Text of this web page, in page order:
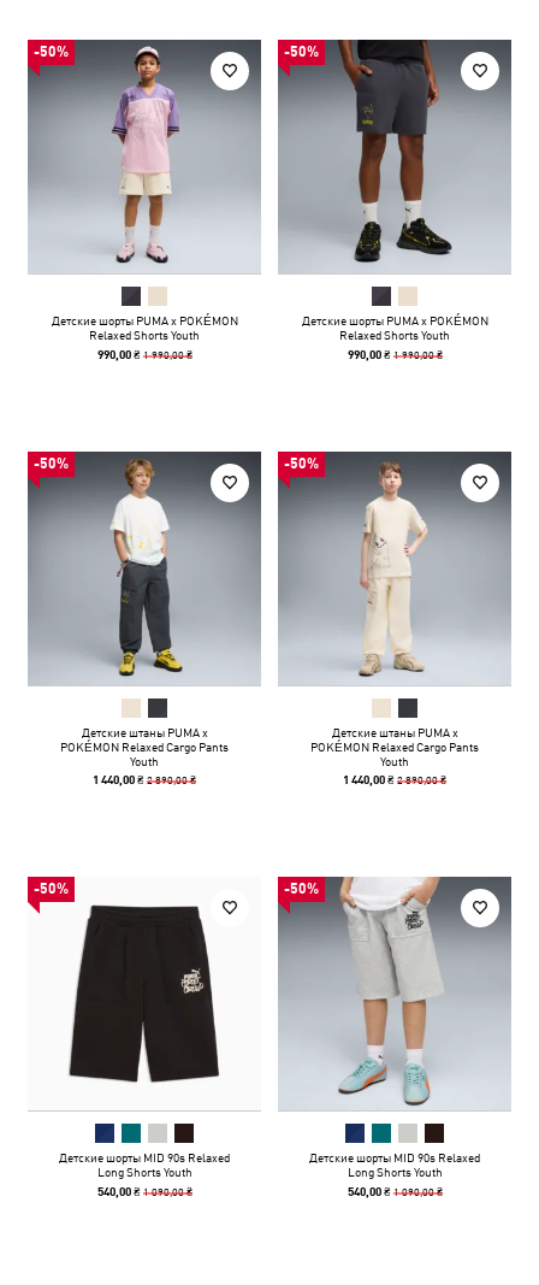
-50%
Детские шорты PUMA x POKÉMON
Relaxed Shorts Youth
990,00 ₴ 1 990,00 ₴
-50%
Детские шорты PUMA x POKÉMON
Relaxed Shorts Youth
990,00 ₴ 1 990,00 ₴
-50%
Детские штаны PUMA x
POKÉMON Relaxed Cargo Pants
Youth
1 440,00 ₴2 890,00 ₴
-50%
Детские штаны PUMA x
POKÉMON Relaxed Cargo Pants
Youth
1 440,00 ₴2 890,00 ₴
-50%
Детские шорты MID 90s Relaxed
Long Shorts Youth
540,00 ₴ 1 090,00 ₴
-50%
Детские шорты MID 90s Relaxed
Long Shorts Youth
540,00 ₴ 1 090,00 ₴